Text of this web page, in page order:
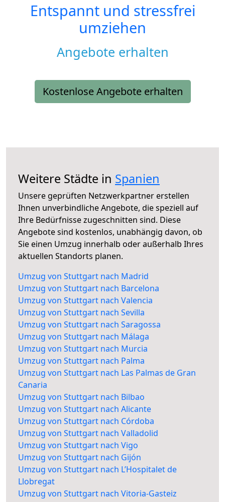
Entspannt und stressfrei
umziehen
Angebote erhalten
Kostenlose Angebote erhalten
Weitere Städte in Spanien
Unsere geprüften Netzwerkpartner erstellen
Ihnen unverbindliche Angebote, die speziell auf
Ihre Bedürfnisse zugeschnitten sind. Diese
Angebote sind kostenlos, unabhängig davon, ob
Sie einen Umzug innerhalb oder außerhalb Ihres
aktuellen Standorts planen.
Umzug von Stuttgart nach Madrid
Umzug von Stuttgart nach Barcelona
Umzug von Stuttgart nach Valencia
Umzug von Stuttgart nach Sevilla
Umzug von Stuttgart nach Saragossa
Umzug von Stuttgart nach Málaga
Umzug von Stuttgart nach Murcia
Umzug von Stuttgart nach Palma
Umzug von Stuttgart nach Las Palmas de Gran
Canaria
Umzug von Stuttgart nach Bilbao
Umzug von Stuttgart nach Alicante
Umzug von Stuttgart nach Córdoba
Umzug von Stuttgart nach Valladolid
Umzug von Stuttgart nach Vigo
Umzug von Stuttgart nach Gijón
Umzug von Stuttgart nach L’Hospitalet de
Llobregat
Umzug von Stuttgart nach Vitoria-Gasteiz